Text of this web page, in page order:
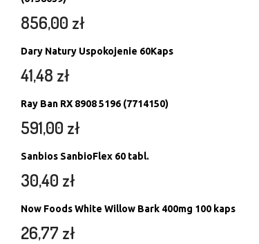
856,00 zł
Dary Natury Uspokojenie 60Kaps
41,48 zł
Ray Ban RX 8908 5196 (7714150)
591,00 zł
Sanbios SanbioFlex 60 tabl.
30,40 zł
Now Foods White Willow Bark 400mg 100 kaps
26,77 zł